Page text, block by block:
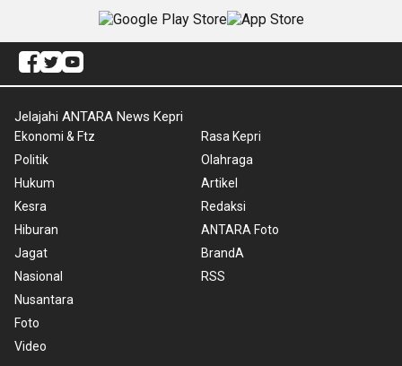
Jelajahi ANTARA News Kepri
Ekonomi & Ftz
Politik
Hukum
Kesra
Hiburan
Jagat
Nasional
Nusantara
Foto
Video
Rasa Kepri
Olahraga
Artikel
Redaksi
ANTARA Foto
BrandA
RSS